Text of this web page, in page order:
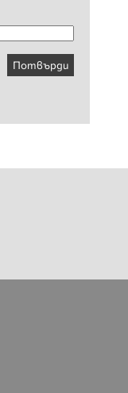
Потвърди